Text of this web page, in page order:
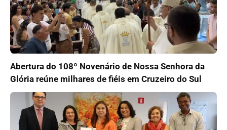
Abertura do 108º Novenário de Nossa Senhora da
Glória reúne milhares de fiéis em Cruzeiro do Sul